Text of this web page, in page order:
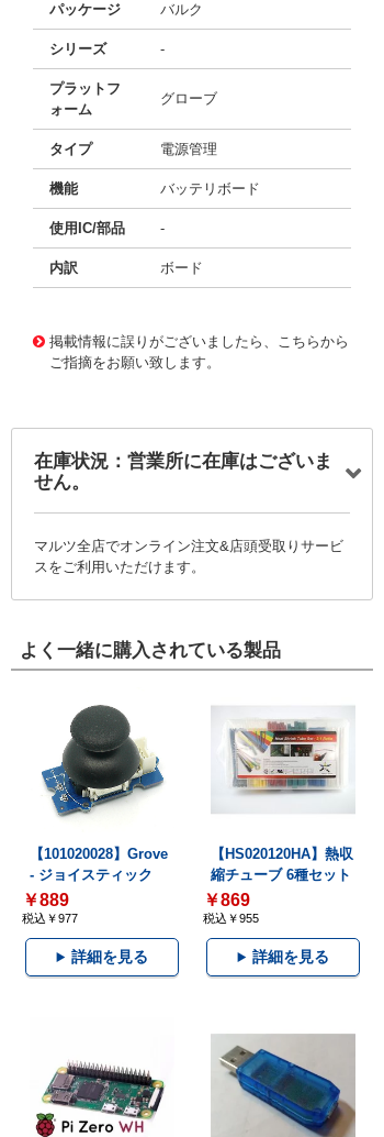
パッケージ バルク
シリーズ -
プラットフ
ォーム
グローブ
タイプ 電源管理
機能 バッテリボード
使用IC/部品 -
内訳 ボード
掲載情報に誤りがございましたら、こちらから
ご指摘をお願い致します。
在庫状況：営業所に在庫はございま
せん。
マルツ全店でオンライン注文&店頭受取りサービ
スをご利用いただけます。
よく一緒に購入されている製品
【101020028】Grove
- ジョイスティック
￥889
税込￥977
詳細を見る
【HS020120HA】熱収
縮チューブ 6種セット
￥869
税込￥955
詳細を見る